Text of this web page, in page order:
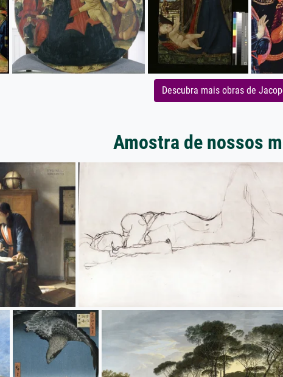
Descubra mais obras de
Amostra de nossos